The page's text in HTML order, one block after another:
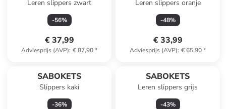
Leren slippers zwart
-56%
€ 37,99
Adviesprijs (AVP): € 87,90*
Leren slippers oranje
-48%
€ 33,99
Adviesprijs (AVP): € 65,90*
SABOKETS
Slippers kaki
-36%
SABOKETS
Leren slippers grijs
-43%